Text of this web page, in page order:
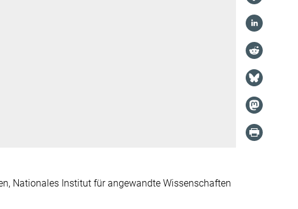
Nationales Institut für angewandte Wissenschaften